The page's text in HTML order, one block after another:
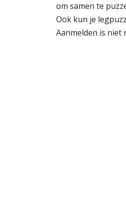
om samen te
Ook kun je
Aanmelden is niet